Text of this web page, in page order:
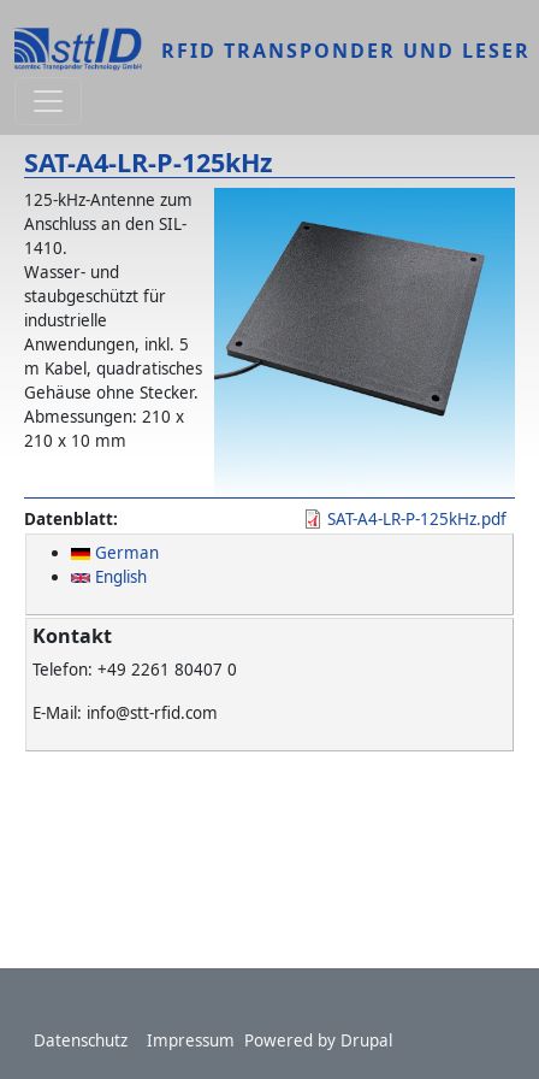
RFID TRANSPONDER UND LESER
German
English
Kontakt
Telefon: +49 2261 80407 0
E-Mail: info@stt-rfid.com
SAT-A4-LR-P-125kHz
125-kHz-Antenne zum
Anschluss an den SIL-
1410.
Wasser- und
staubgeschützt für
industrielle
Anwendungen, inkl. 5
m Kabel, quadratisches
Gehäuse ohne Stecker.
Abmessungen: 210 x
210 x 10 mm
Datenblatt SAT-A4-LR-P-125kHz.pdf
Footer
Datenschutz Impressum Powered by Drupal